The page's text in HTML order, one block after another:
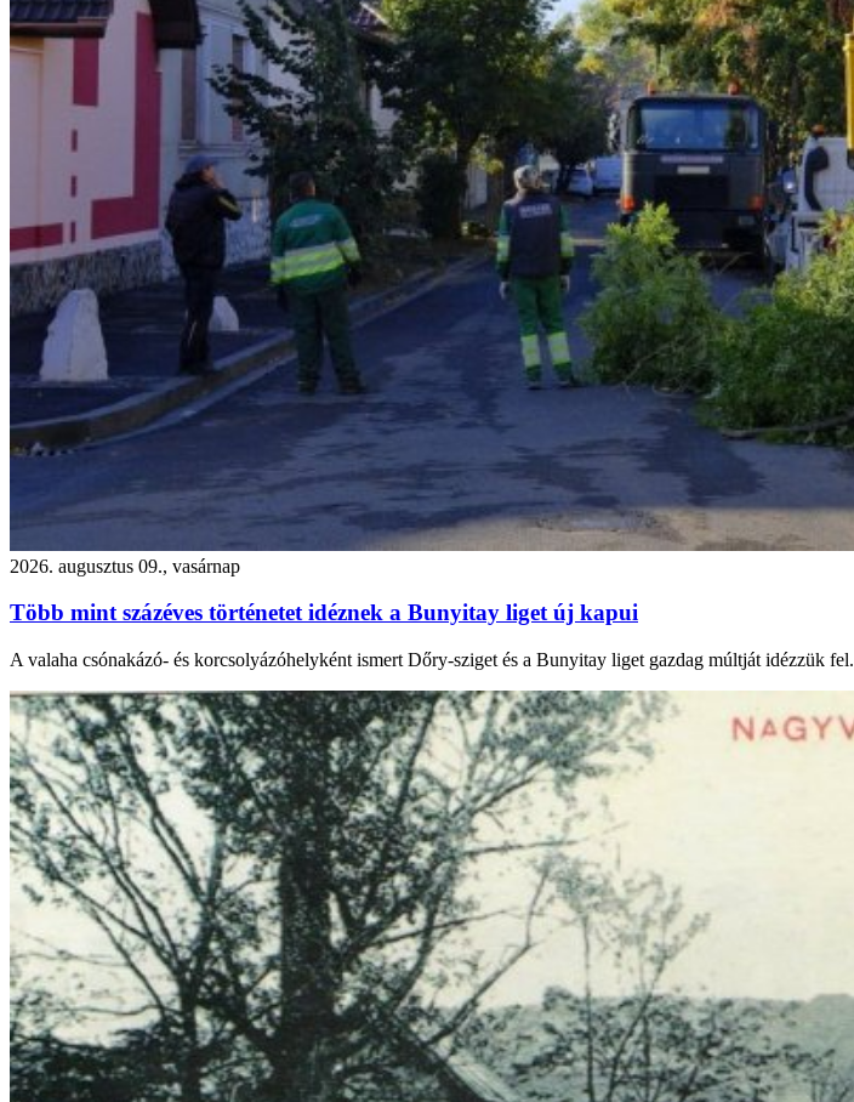
2026. augusztus 09., vasárnap
Több mint százéves történetet idéznek a Bunyitay liget új kapui
A valaha csónakázó- és korcsolyázóhelyként ismert Dőry-sziget és a Bunyitay liget gazdag múltját idézzük fel.